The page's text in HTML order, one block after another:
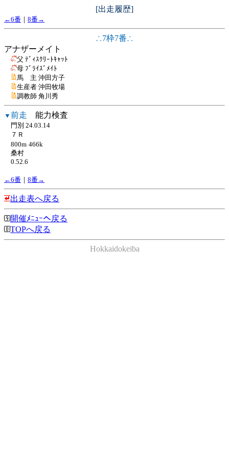
[出走履歴]
←6番 ｜ 8番→
∴7枠7番∴
アナザーメイト
父 ﾃﾞｨｽｸﾘｰﾄｷｬｯﾄ
母 ﾌﾞﾗｲｽﾞﾒｲﾄ
馬 主 沖田方子
生産者 沖田牧場
調教師 角川秀
▼ 前走 能力検査
門別 24.03.14
７Ｒ
800m 466k
桑村
0.52.6
←6番 ｜ 8番→
出走表へ戻る
開催ﾒﾆｭｰへ戻る
TOPへ戻る
Hokkaidokeiba